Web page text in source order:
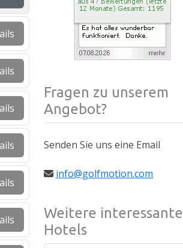
Fragen zu unserem
Angebot?
Senden Sie uns eine Email
info@golfmotion.com
Weitere interessante
Hotels